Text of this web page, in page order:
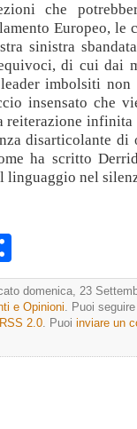
che
Europeo, le
sinistra
di cui dai
imbolsiti non
insensato che
reiterazione infinita
disarticolante di
ha scritto
linguaggio nel
domenica, 23
e Opinioni . Puoi
RSS 2.0 . Puoi inviare un